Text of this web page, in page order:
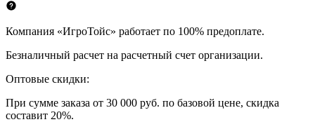
Компания «ИгроТойс» работает по 100% предоплате.
Безналичный расчет на расчетный счет организации.
Оптовые скидки:
При сумме заказа от 30 000 руб. по базовой цене, скидка
составит 20%.